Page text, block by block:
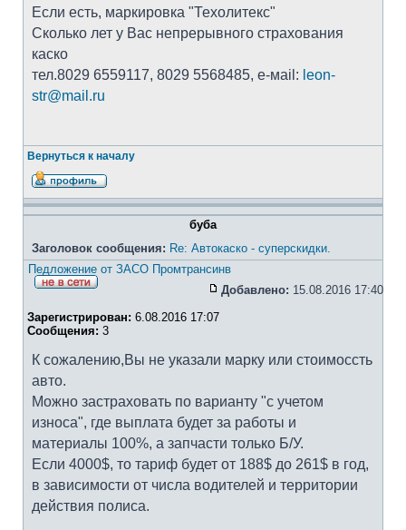
Если есть, маркировка "Техолитекс"
Сколько лет у Вас непрерывного страхования
каско
тел.8029 6559117, 8029 5568485, е-мail: leon-
str@mail.ru
Вернуться к началу
буба
Заголовок сообщения: Re: Автокаско - суперскидки.
Педложение от ЗАСО Промтрансинв
Добавлено: 15.08.2016 17:40
Зарегистрирован: 6.08.2016 17:07
Сообщения: 3
К сожалению,Вы не указали марку или стоимоссть
авто.
Можно застраховать по варианту "с учетом
износа", где выплата будет за работы и
материалы 100%, а запчасти только Б/У.
Если 4000$, то тариф будет от 188$ до 261$ в год,
в зависимости от числа водителей и территории
действия полиса.